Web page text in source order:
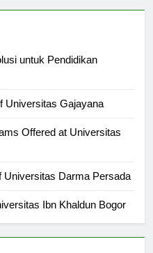
untuk Pendidikan
Offered at Universitas